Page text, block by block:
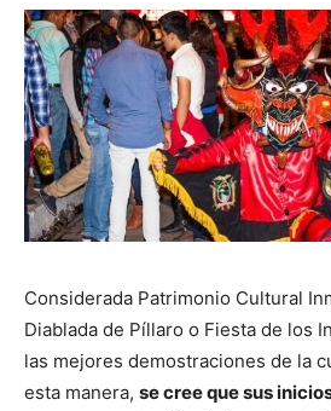
Considerada Patrimonio Cultural
Diablada de Píllaro o Fiesta de los
las mejores demostraciones de la
esta manera, se cree que sus